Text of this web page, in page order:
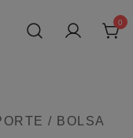
0
/ BOLSA